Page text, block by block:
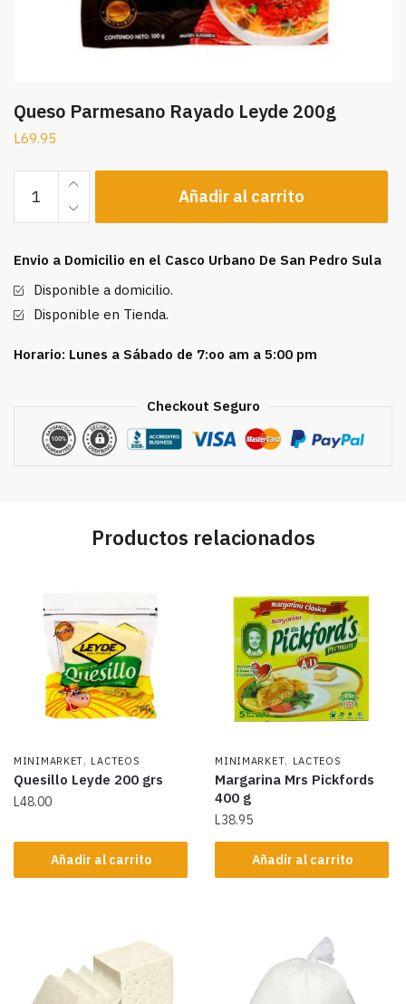
Queso Parmesano Rayado Leyde 200g
L69.95
Parmesano
Rayado
200g
cantidad
Añadir al carrito
Envio a Domicilio en el Casco Urbano De San Pedro Sula
Disponible a domicilio.
Disponible en Tienda.
Horario: Lunes a Sábado de 7:oo am a 5:00 pm
Checkout Seguro
Productos relacionados
MINIMARKET, LACTEOS
Quesillo Leyde 200 grs
L48.00
Añadir al carrito
MINIMARKET, LACTEOS
Margarina Mrs Pickfords
400 g
L38.95
Añadir al carrito